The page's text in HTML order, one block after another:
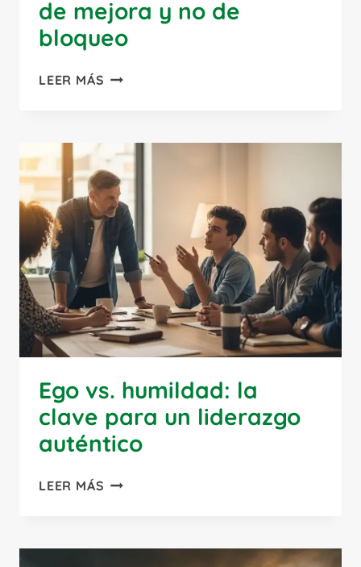
de mejora y no de
bloqueo
LEER MÁS CÓMO
EN
UN
MOTOR
DE
MEJORA
NO
DE
BLOQUEO
Ego vs. humildad: la
clave para un liderazgo
auténtico
LEER MÁS EGO